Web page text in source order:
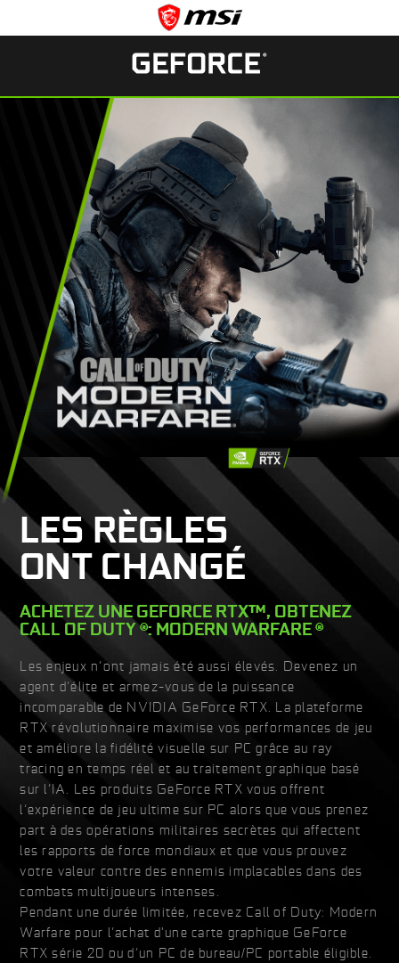
LES RÈGLES
ONT CHANGÉ
ACHETEZ UNE GEFORCE RTX™, OBTENEZ
CALL OF DUTY ®: MODERN WARFARE ®
Les enjeux n’ont jamais été aussi élevés. Devenez un
agent d’élite et armez-vous de la puissance
incomparable de NVIDIA GeForce RTX. La plateforme
RTX révolutionnaire maximise vos performances de jeu
et améliore la fidélité visuelle sur PC grâce au ray
tracing en temps réel et au traitement graphique basé
sur l’IA. Les produits GeForce RTX vous offrent
l’expérience de jeu ultime sur PC alors que vous prenez
part à des opérations militaires secrètes qui affectent
les rapports de force mondiaux et que vous prouvez
votre valeur contre des ennemis implacables dans des
combats multijoueurs intenses.
Pendant une durée limitée, recevez Call of Duty: Modern
Warfare pour l’achat d'une carte graphique GeForce
RTX série 20 ou d’un PC de bureau/PC portable éligible.